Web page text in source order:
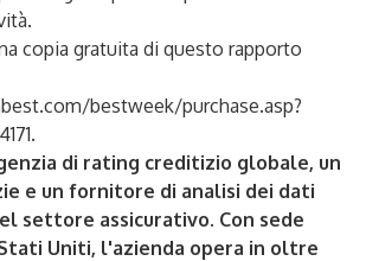
copia gratuita di questo rapporto
bestweek/purchase.asp?
.
di rating creditizio globale, un
e un fornitore di analisi dei dati
settore assicurativo. Con sede
Uniti, l'azienda opera in oltre